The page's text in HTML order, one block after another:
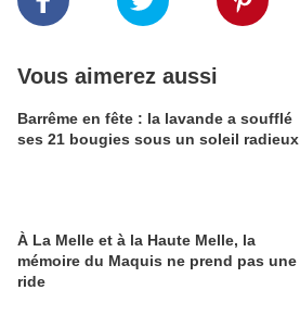
Vous aimerez aussi
Barrême en fête : la lavande a soufflé
ses 21 bougies sous un soleil radieux
À La Melle et à la Haute Melle, la
mémoire du Maquis ne prend pas une
ride